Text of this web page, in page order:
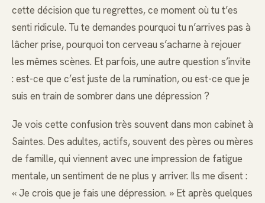
cette décision que tu regrettes, ce moment où tu t’es
senti ridicule. Tu te demandes pourquoi tu n’arrives pas à
lâcher prise, pourquoi ton cerveau s’acharne à rejouer
les mêmes scènes. Et parfois, une autre question s’invite
: est-ce que c’est juste de la rumination, ou est-ce que je
suis en train de sombrer dans une dépression ?
Je vois cette confusion très souvent dans mon cabinet à
Saintes. Des adultes, actifs, souvent des pères ou mères
de famille, qui viennent avec une impression de fatigue
mentale, un sentiment de ne plus y arriver. Ils me disent :
« Je crois que je fais une dépression. » Et après quelques